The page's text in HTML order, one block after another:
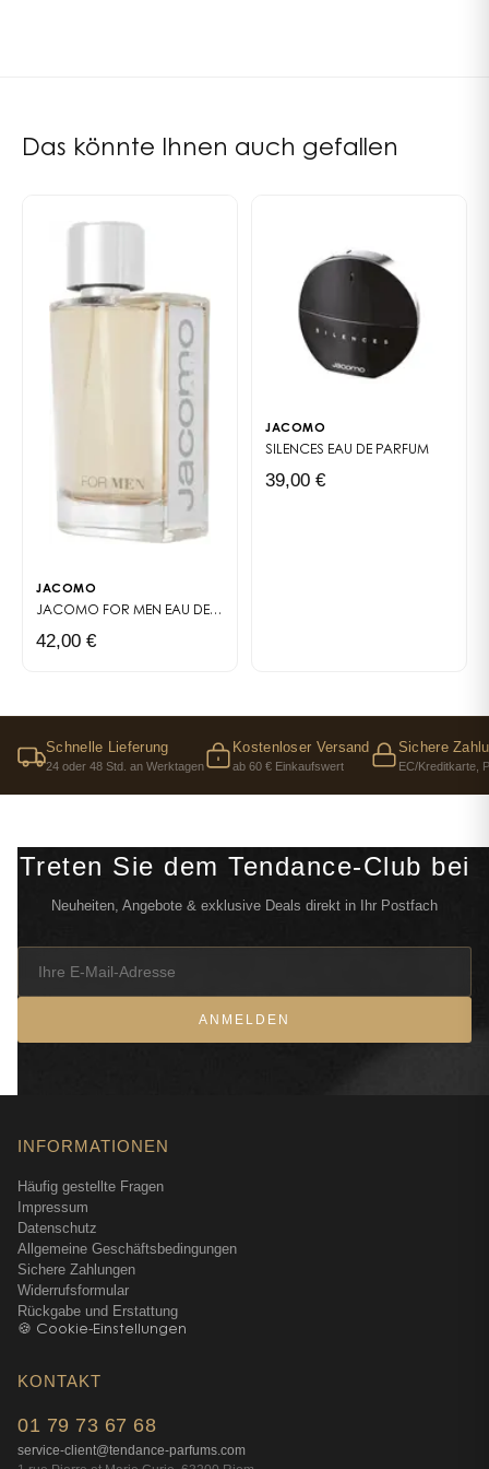
Das könnte Ihnen auch gefallen
JACOMO
JACOMO FOR MEN EAU DE TOILETTE
42,00 €
JACOMO
SILENCES EAU DE PARFUM
39,00 €
Schnelle Lieferung
24 oder 48 Std. an Werktagen
Kostenloser Versand
ab 60 € Einkaufswert
Sichere
EC/Kreditkarte,
Treten Sie dem Tendance-Club bei
Neuheiten, Angebote & exklusive Deals direkt in Ihr Postfach
ANMELDEN
INFORMATIONEN
Häufig gestellte Fragen
Impressum
Datenschutz
Allgemeine Geschäftsbedingungen
Sichere Zahlungen
Widerrufsformular
Rückgabe und Erstattung
🍪 Cookie-Einstellungen
KONTAKT
01 79 73 67 68
service-client@tendance-parfums.com